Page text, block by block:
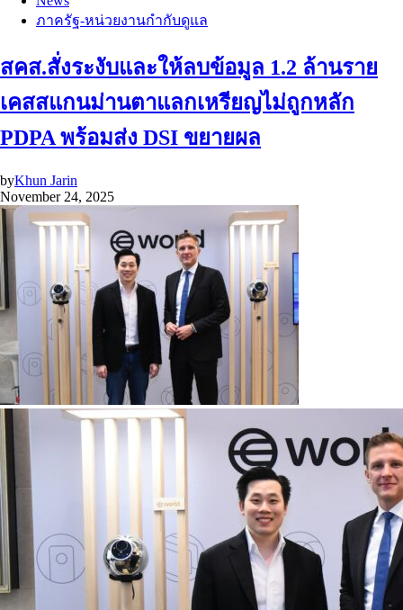
ภาครัฐ-หน่วยงานกำกับดูแล
สคส.สั่งระงับและให้ลบข้อมูล 1.2 ล้านราย
เคสสแกนม่านตาแลกเหรียญไม่ถูกหลัก
PDPA พร้อมส่ง DSI ขยายผล
byKhun Jarin
November 24, 2025